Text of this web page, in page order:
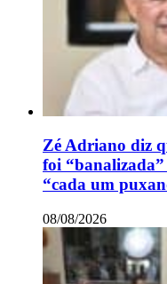
Zé Adriano diz
foi
“cada um
08/08/2026